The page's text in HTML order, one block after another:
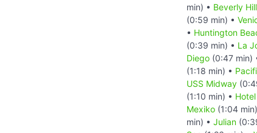
min) • Beverly
(0:59 min) •
• Huntington
(0:39 min) • La
Diego (0:47 min)
(1:18 min) •
USS Midway
(1:10 min) •
Mexiko (1:04
min) • Julian